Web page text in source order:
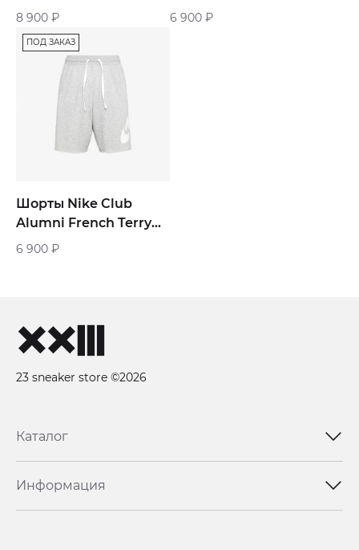
8 900 ₽
«Black»
6 900 ₽
ПОД ЗАКАЗ
Шорты Nike Club
Alumni French Terry
Shorts «Grey»
6 900 ₽
23 sneaker store ©2026
Каталог
Информация